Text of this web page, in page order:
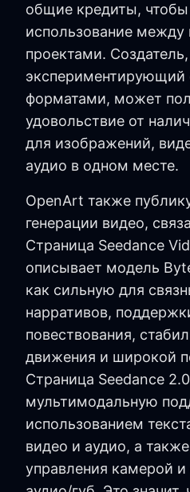
общие кредиты, чтобы
использование между
проектами. Создатель,
экспериментирующий
форматами, может
удовольствие от
для изображений,
аудио в одном месте.
OpenArt также
генерации видео,
Страница Seedance
описывает модель
как сильную для
нарративов,
повествования,
движения и широкой
Страница Seedance
мультимодальную
использованием
видео и аудио, а
управления камерой